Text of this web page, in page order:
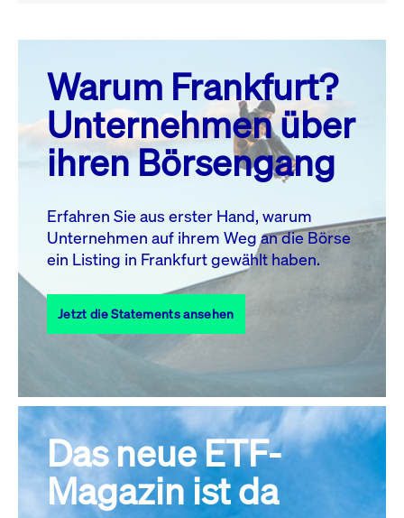
August 26
MO. DI. MI. DO. FR. SA. SO.
1
2
3
4 5 6 7 8
10 11 13 14
17
18 19 20 21 22
23
27 28
31
Alle Events
Warum Frankfurt?
Unternehmen über
ihren Börsengang
Erfahren Sie aus erster Hand, warum
Unternehmen auf ihrem Weg an die Börse
ein Listing in Frankfurt gewählt haben.
Jetzt die Statements ansehen
Das neue ETF-
Magazin ist da